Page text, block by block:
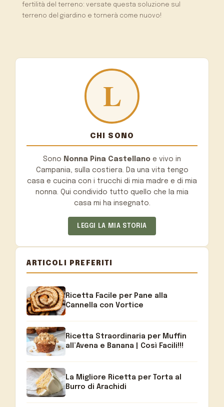
fertilità del terreno: versate questa soluzione sul
terreno del giardino e tornerà come nuovo!
CHI SONO
Sono Nonna Pina Castellano e vivo in
Campania, sulla costiera. Da una vita tengo
casa e cucina con i trucchi di mia madre e di mia
nonna. Qui condivido tutto quello che la mia
casa mi ha insegnato.
LEGGI LA MIA STORIA
ARTICOLI PREFERITI
Ricetta Facile per Pane alla
Cannella con Vortice
Ricetta Straordinaria per Muffin
all’Avena e Banana | Così Facili!!!
La Migliore Ricetta per Torta al
Burro di Arachidi